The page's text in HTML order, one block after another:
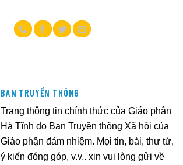
BAN TRUYỀN THÔNG
Trang thông tin chính thức của Giáo phận
Hà Tĩnh do Ban Truyền thông Xã hội của
Giáo phận đảm nhiệm. Mọi tin, bài, thư từ,
ý kiến đóng góp, v.v.. xin vui lòng gửi về